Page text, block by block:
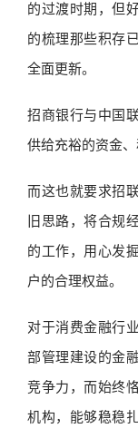
的过渡时期，但
的梳理那些积存
全面更新。
招商银行与中国
供给充裕的资金
而这也就要求招
旧思路，将合规
的工作，用心发
户的合理权益。
对于消费金融行
部管理建设的金
竞争力，而始终
机构，能够稳稳